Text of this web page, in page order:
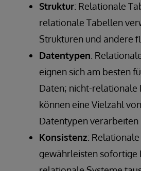
Struktur: Relationale
relationale Tabellen
Strukturen und andere
Datentypen:
eignen sich am besten
Daten; nicht-relationale
können eine Vielzahl
Datentypen verarbeiten
Konsistenz:
gewährleisten sofortige